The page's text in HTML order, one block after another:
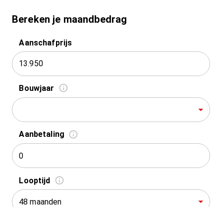
Bereken je maandbedrag
Aanschafprijs
Bouwjaar
Aanbetaling
Looptijd
48 maanden